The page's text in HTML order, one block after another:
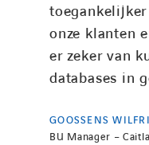
onze klanten
er zeker van
databases in
GOOSSENS
BU Manager –